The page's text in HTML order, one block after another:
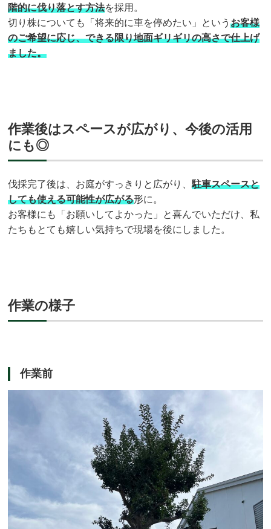
階的に伐り落とす方法を採用。
切り株についても「将来的に車を停めたい」というお客様
のご希望に応じ、できる限り地面ギリギリの高さで仕上げ
ました。
作業後はスペースが広がり、今後の活用
にも◎
伐採完了後は、お庭がすっきりと広がり、駐車スペースと
しても使える可能性が広がる形に。
お客様にも「お願いしてよかった」と喜んでいただけ、私
たちもとても嬉しい気持ちで現場を後にしました。
作業の様子
作業前